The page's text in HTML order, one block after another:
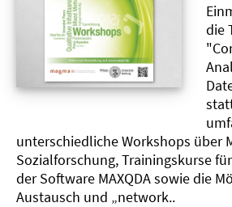
die
unterschiedliche Workshops über
Sozialforschung, Trainingskurse
der Software MAXQDA sowie die
Austausch und „network..